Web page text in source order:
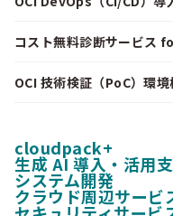
コスト無料診断サービス
OCI 技術検証（PoC）環
cloudpack+
生成 AI 導入・活用
システム開発
クラウド周辺サービ